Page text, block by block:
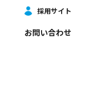
採用サイト
お問い合わせ